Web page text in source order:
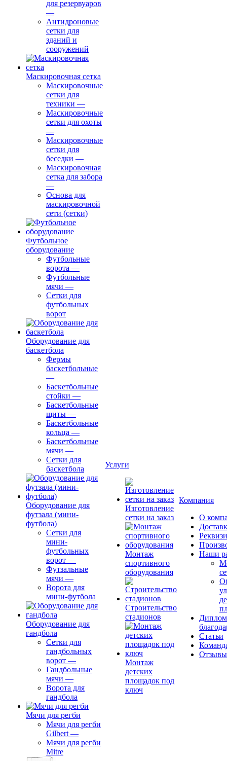
для резервуаров
—
Антидроновые
сетки для
зданий и
сооружений
Маскировочная сетка
Маскировочные
сетки для
техники —
Маскировочные
сетки для охоты
—
Маскировочные
сетки для
беседки —
Маскировочная
сетка для забора
—
Основа для
маскировочной
сети (сетки)
Футбольное
оборудование
Футбольные
ворота —
Футбольные
мячи —
Сетки для
футбольных
ворот
Оборудование для
баскетбола
Фермы
баскетбольные
—
Баскетбольные
стойки —
Баскетбольные
щиты —
Баскетбольные
кольца —
Баскетбольные
мячи —
Сетки для
баскетбола
Оборудование для
футзала (мини-
футбола)
Сетки для
мини-
футбольных
ворот —
Футзальные
мячи —
Ворота для
мини-футбола
Оборудование для
гандбола
Сетки для
гандбольных
ворот —
Гандбольные
мячи —
Ворота для
гандбола
Мячи для регби
Мячи для регби
Gilbert —
Мячи для регби
Mitre
Услуги
Изготовление
сетки на заказ
Монтаж
спортивного
оборудования
Строительство
стадионов
Монтаж
детских
площадок под
ключ
Компания
О
Наши
Статьи
Отзывы